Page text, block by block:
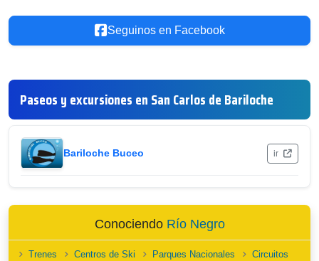
Seguinos en Facebook
Paseos y excursiones en San Carlos de Bariloche
Bariloche Buceo ir
Conociendo Río Negro
Trenes Centros de Ski Parques Nacionales
Circuitos